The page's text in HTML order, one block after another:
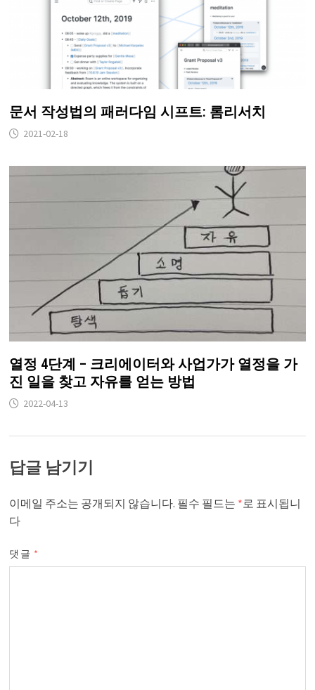
문서 작성법의 패러다임 시프트: 롬리서치
2021-02-18
열정 4단계 – 크리에이터와 사업가가 열정을 가
진 일을 찾고 자유를 얻는 방법
2022-04-13
답글 남기기
이메일 주소는 공개되지 않습니다. 필수 필드는 *로 표시됩니
다
댓글 *